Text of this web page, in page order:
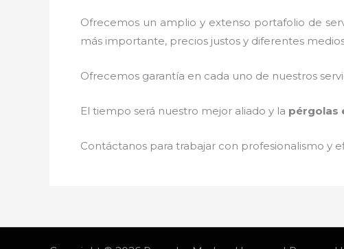
Ofrecemos un amplio y extenso portafolio de
más importante, precios justos y diferentes
Ofrecemos garantía en cada uno de nuestros
El tiempo será nuestro mejor aliado y la pérgolas
Contáctanos para trabajar con profesionalismo y